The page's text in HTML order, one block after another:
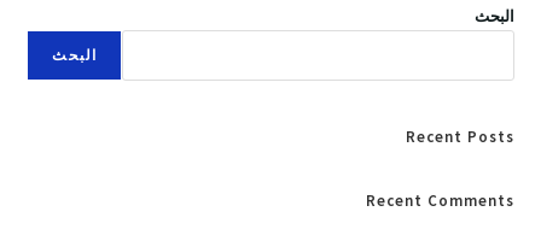
البحث
البحث
Recent Posts
Recent Comments